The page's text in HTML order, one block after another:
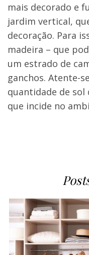
mais decorado e
jardim vertical,
decoração. Para
madeira – que
um estrado de
ganchos. Atente-
quantidade de sol
que incide no